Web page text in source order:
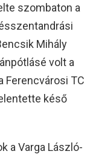
szombaton a
Mihály
volt a
Ferencvárosi TC
késő
a Varga László-